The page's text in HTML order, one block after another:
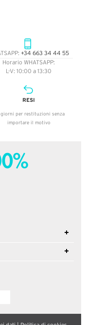
+34 663 34 44 55
Horario WHATSAPP:
L-V: 10:00 a 13:30
RESI
per restituzioni senza
importare il motivo